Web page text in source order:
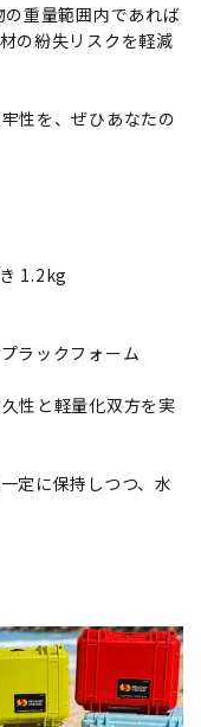
重量範囲内であれば
の紛失リスクを軽減
性を、ぜひあなたの
1.2kg
ラックフォーム
性と軽量化双方を実
定に保持しつつ、水